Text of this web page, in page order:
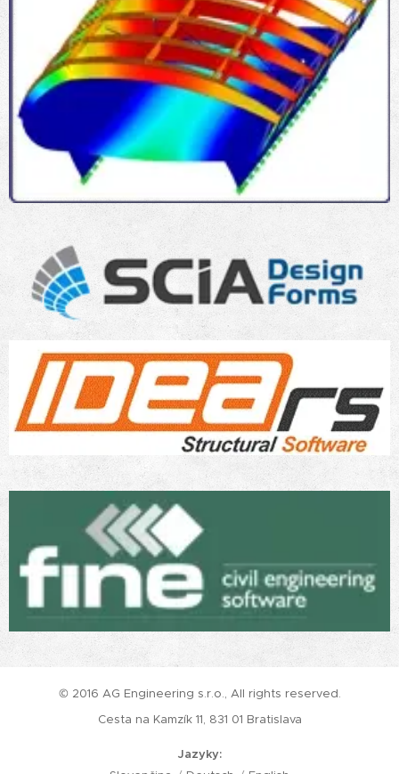
© 2016 AG Engineering s.r.o., All rights reserved.
Cesta na Kamzík 11, 831 01 Bratislava
Jazyky